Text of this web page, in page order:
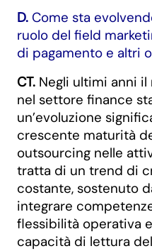
D. Come sta
ruolo del field
di pagamento e altri
CT. Negli ultimi anni
nel settore finance
un’evoluzione
crescente maturità
outsourcing nelle
tratta di un trend di
costante, sostenuto
integrare
flessibilità operativa
capacità di lettura